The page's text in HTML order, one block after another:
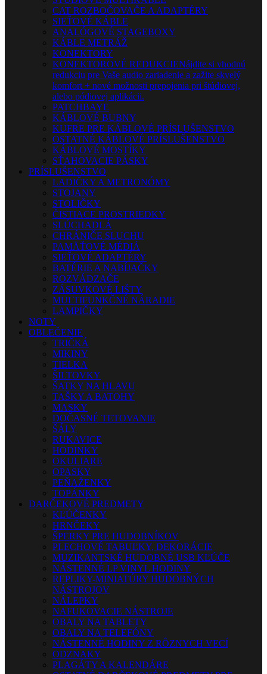
CAT ROZBOČOVAČE A ADAPTÉRY
SIEŤOVÉ KÁBLE
ANALÓGOVÉ STAGEBOXY
KÁBLE METRÁŽ
KONEKTORY
KONEKTOROVÉ REDUKCIENájdite si vhodnú
redukciu pre Vaše audio zariadenie a zažite skvelý
komfort + nové možnosti prepojenia pri štúdiovej,
alebo pódiovej aplikácii.
PATCHBAYE
KÁBLOVÉ BUBNY
KUFRE PRE KÁBLOVÉ PRÍSLUŠENSTVO
OSTATNÉ KÁBLOVÉ PRÍSLUŠENSTVO
KÁBLOVÉ MOSTÍKY
SŤAHOVACIE PÁSKY
PRÍSLUŠENSTVO
LADIČKY A METRONÓMY
STOJANY
STOLIČKY
ČISTIACE PROSTRIEDKY
SLÚCHADLÁ
CHRÁNIČE SLUCHU
PAMÄŤOVÉ MÉDIÁ
SIEŤOVÉ ADAPTÉRY
BATÉRIE A NABÍJAČKY
ROZVÁDZAČE
ZÁSUVKOVÉ LIŠTY
MULTIFUNKČNÉ NÁRADIE
LAMPIČKY
NOTY
OBLEČENIE
TRIČKÁ
MIKINY
TIELKA
ŠILTOVKY
ŠATKY NA HLAVU
TAŠKY A BATOHY
MASKY
DOČASNÉ TETOVANIE
ŠÁLY
RUKAVICE
HODINKY
OKULIARE
OPASKY
PEŇAŽENKY
TOPÁNKY
DARČEKOVÉ PREDMETY
KĽÚČENKY
HRNČEKY
ŠPERKY PRE HUDOBNÍKOV
PLECHOVÉ TABUĽKY, DEKORÁCIE
MUZIKANTSKÉ HUDOBNÉ USB KĽÚČE
NÁSTENNÉ LP VINYL HODINY
REPLIKY-MINIATÚRY HUDOBNÝCH
NÁSTROJOV
NÁLEPKY
NAFUKOVACIE NÁSTROJE
OBALY NA TABLETY
OBALY NA TELEFÓNY
NÁSTENNÉ HODINY Z RÔZNYCH VECÍ
ODZNAKY
PLAGÁTY A KALENDÁRE